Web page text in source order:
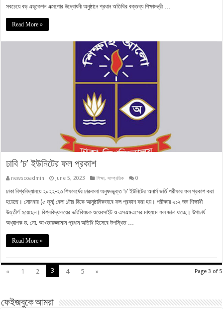
সবচেয়ে বড় এডুকেশন এক্সপোর উদ্বোধনী অনুষ্ঠানে প্রধান অতিথির বক্তব্য শিক্ষামন্ত্রী …
Read More »
ঢাবি ‘চ’ ইউনিটের ফল প্রকাশ
newscoadmin June 5, 2023 শিক্ষা,সাম্প্রতিক 0
ঢাকা বিশ্ববিদ্যালয়ে ২০২২-২৩ শিক্ষাবর্ষের চারুকলা অনুষদভুক্ত ‘চ’ ইউনিটের অনার্স ভর্তি পরীক্ষার ফল প্রকাশ করা
হয়েছে। সোমবার (৫ জুন) বেলা ১টার দিকে আনুষ্ঠানিকভাবে ফল প্রকাশ করা হয়। পরীক্ষায় ২১২ জন শিক্ষার্থী
উত্তীর্ণ হয়েছেন। বিশ্ববিদ্যালয়ের ভর্তিবিষয়ক ওয়েবসাইট ও এসএমএসের মাধ্যমে ফল জানা যাচ্ছে। উপাচার্য
অধ্যাপক ড. মো. আখতারুজ্জামান প্রধান অতিথি হিসেবে উপস্থিত …
Read More »
Page 3 of 5
« 1 2 3 4 5 »
ফেইজবুকে আমরা